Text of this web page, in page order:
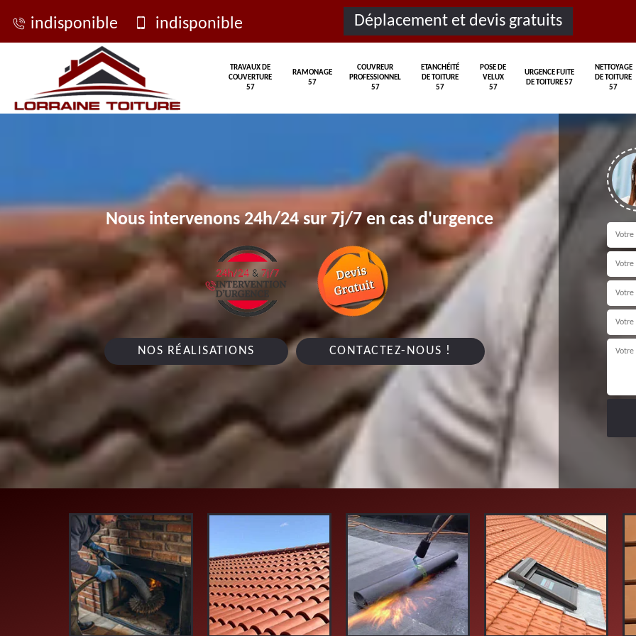
indisponible indisponible Déplacement et devis gratuits
TRAVAUX DE
COUVERTURE
57
RAMONAGE
57
COUVREUR
PROFESSIONNEL
57
ETANCHÉITÉ
DE TOITURE
57
POSE DE
VELUX
57
URGENCE FUITE
DE TOITURE 57
NETTOYAGE
DE TOITURE
57
Nous intervenons 24h/24 sur 7j/7 en cas d'urgence
NOS RÉALISATIONS CONTACTEZ-NOUS !